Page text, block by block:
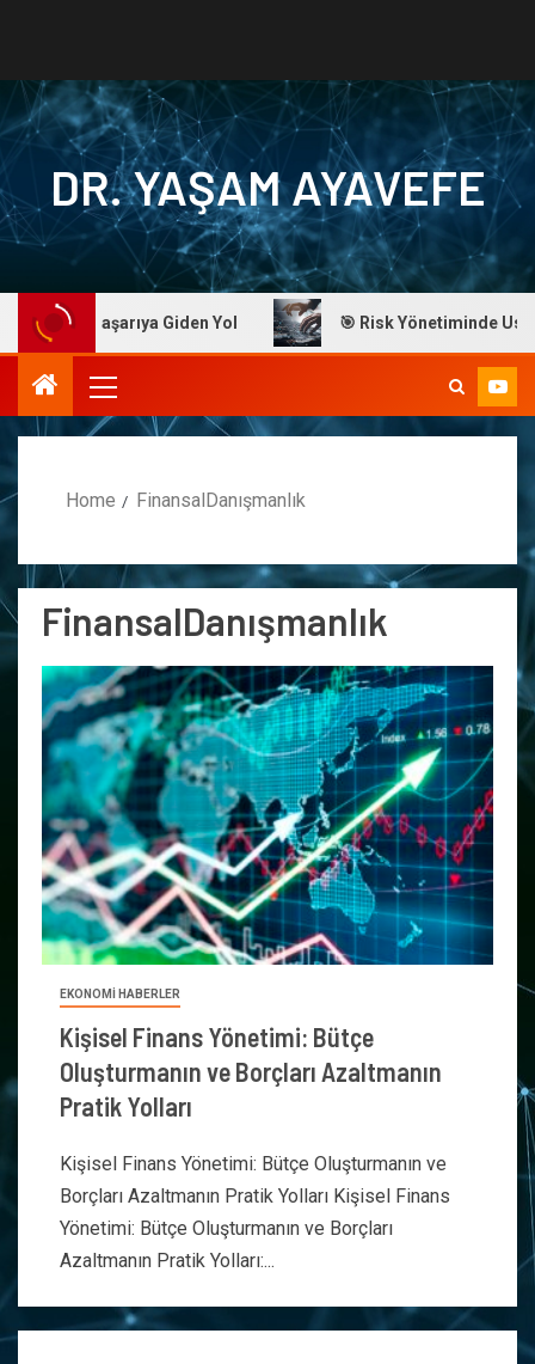
DR. YAŞAM AYAVEFE
Başarıya Giden Yol 🎯 Risk Yönetiminde Ustalık:
Home FinansalDanışmanlık
FinansalDanışmanlık
EKONOMİ HABERLER
Kişisel Finans Yönetimi: Bütçe
Oluşturmanın ve Borçları Azaltmanın
Pratik Yolları
Kişisel Finans Yönetimi: Bütçe Oluşturmanın ve
Borçları Azaltmanın Pratik Yolları Kişisel Finans
Yönetimi: Bütçe Oluşturmanın ve Borçları
Azaltmanın Pratik Yolları:...